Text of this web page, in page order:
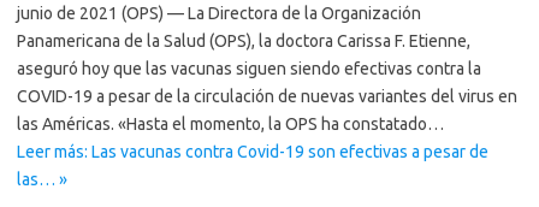
junio de 2021 (OPS) — La Directora de la Organización
Panamericana de la Salud (OPS), la doctora Carissa F. Etienne,
aseguró hoy que las vacunas siguen siendo efectivas contra la
COVID-19 a pesar de la circulación de nuevas variantes del virus en
las Américas. «Hasta el momento, la OPS ha constatado…
Leer más: Las vacunas contra Covid-19 son efectivas a pesar de
las… »